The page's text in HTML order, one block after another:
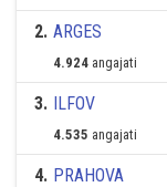
2. ARGES
4.924 angajati
3. ILFOV
4.535 angajati
4. PRAHOVA